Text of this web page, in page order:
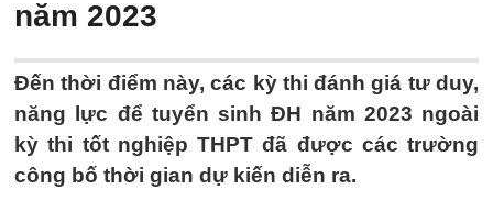
năm 2023
Đến thời điểm này, các kỳ thi đánh giá tư duy,
năng lực để tuyển sinh ĐH năm 2023 ngoài
kỳ thi tốt nghiệp THPT đã được các trường
công bố thời gian dự kiến diễn ra.